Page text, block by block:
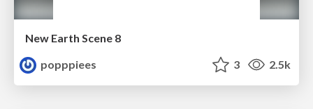
New Earth Scene 8
popppiees
3 2.5k